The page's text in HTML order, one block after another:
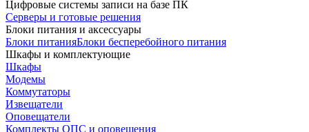
Цифровые системы записи на базе ПК
Серверы и готовые решения
Блоки питания и аксессуары
Блоки питанияБлоки бесперебойного питания
Шкафы и комплектующие
Шкафы
Модемы
Коммутаторы
Извещатели
Оповещатели
Комплекты ОПС и оповещения